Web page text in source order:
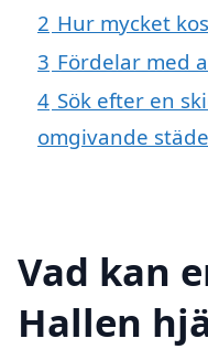
2 Hur mycket
3 Fördelar med
4 Sök efter en
omgivande
Vad kan
Hallen